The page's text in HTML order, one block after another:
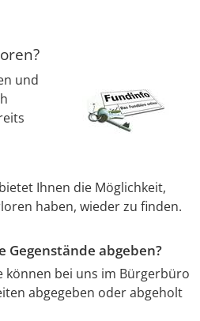
und
bietet Ihnen die Möglichkeit,
haben, wieder zu finden.
Gegenstände abgeben?
können bei uns im Bürgerbüro
abgegeben oder abgeholt